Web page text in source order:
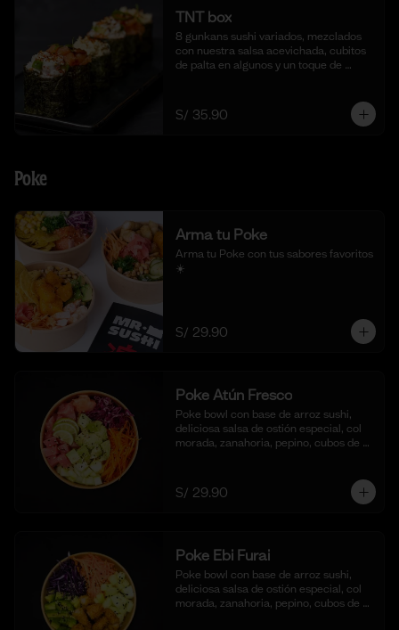
TNT box
8 gunkans sushi variados, mezclados
con nuestra salsa acevichada, cubitos
de palta en algunos y un toque de
S/ 35.90
Poke
Arma tu Poke
Arma tu Poke con tus sabores favoritos
☀️
S/ 29.90
Poke Atún Fresco
Poke bowl con base de arroz sushi,
deliciosa salsa de ostión especial, col
morada, zanahoria, pepino, cubos de
S/ 29.90
Poke Ebi Furai
Poke bowl con base de arroz sushi,
deliciosa salsa de ostión especial, col
morada, zanahoria, pepino, cubos de